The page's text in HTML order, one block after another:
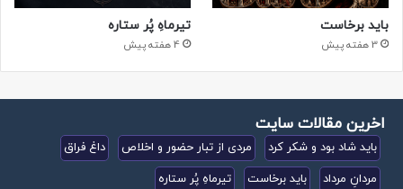
باید برخاست
3 هفته پیش
تیرماهِ پُر ستاره
4 هفته پیش
اخرین مقالات سایت
باید شاد بود و شکر کرد مردی از تبار حضور و اخلاص
داغ فراق
مردانِ مرداد
باید برخاست
تیرماهِ پُر ستاره